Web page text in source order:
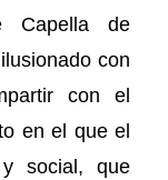
Capella de
con
con el
en el que el
y social, que